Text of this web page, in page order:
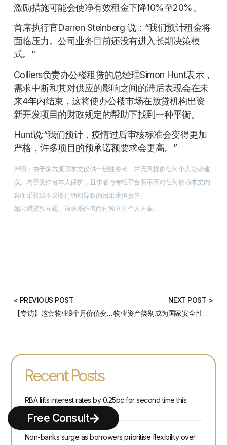
激励措施可能会使净有效租金下降10%至20%。
首席执行官Darren Steinberg 说：“我们预计租金将
面临压力。公司业务目前还没有进入长期决策模
式。”
Colliers负责办公楼租赁的总经理Simon Hunt表示，
需求中断和其对供应的影响之间的滞后表现会在未
来4年内结束，这将使办公楼市场在放贷机构出资
新开发项目的财政规定的帮助下找到一种平衡。
Hunt说:“我们预计，疫情过后审核标准会变得更加
严格，许多项目的预承诺额要求会更高。”
声明：由于多方原因本文仅供一般性参考，并无意提供任何个人贷款建
议。内容受作者本人保护，且作者与专栏平台明示不对任何依赖本文内
容而采取或不采取行动所导致的后果承担责任。
如果遇贷款问题，请联系作者商讨独立的个人方案。
< PREVIOUS POST
【专访】这套物业9个月价值变化200万，凭什么？
NEXT POST >
物业资产类别成为国家安全性投资测试的首要关注点
Recent Posts
RBA lifts interest rates by 0.25pc for second time this
year
Non-banks surge as borrowers prioritise flexibility over
Free Consult